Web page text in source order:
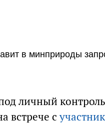
в минприроды
личный
встрече с